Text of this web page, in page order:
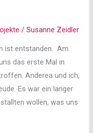
/Susanne Zeidler
ist entstanden. Am
das erste Mal in
Anderea und ich,
Es war ein langer
wollen, was uns